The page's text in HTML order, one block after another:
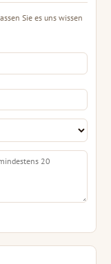
Sie es uns wissen